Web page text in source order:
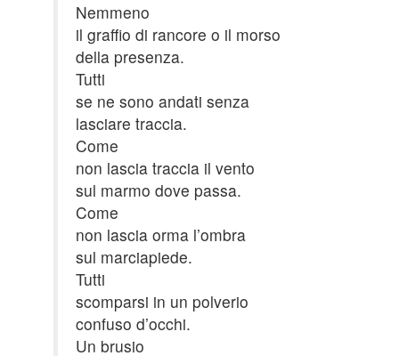
Nemmeno
il graffio di rancore o il morso
della presenza.
Tutti
se ne sono andati senza
lasciare traccia.
Come
non lascia traccia il vento
sul marmo dove passa.
Come
non lascia orma l’ombra
sul marciapiede.
Tutti
scomparsi in un polverio
confuso d’occhi.
Un brusio